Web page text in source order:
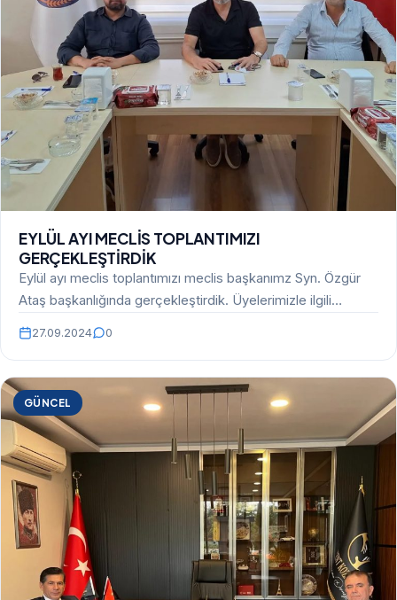
EYLÜL AYI MECLİS TOPLANTIMIZI
GERÇEKLEŞTİRDİK
Eylül ayı meclis toplantımızı meclis başkanımz Syn. Özgür
Ataş başkanlığında gerçekleştirdik. Üyelerimizle ilgili
konuları görüştük. Toplantımızın…
27.09.2024 0
GÜNCEL